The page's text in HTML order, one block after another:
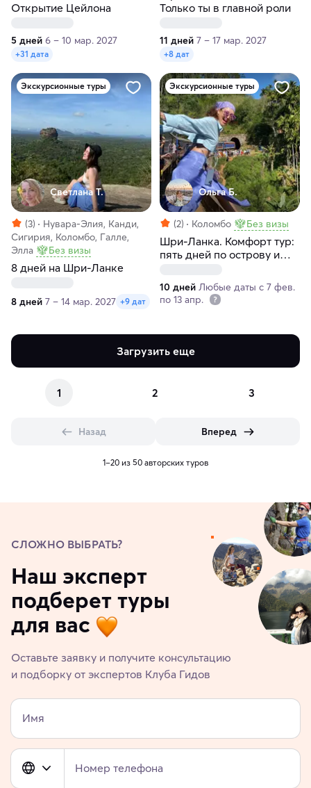
Открытие Цейлона
5 дней 6 – 10 мар. 2027
+31 дата
Только ты в главной роли
11 дней 7 – 17 мар. 2027
+8 дат
Экскурсионные туры
Светлана Т.
(3)
Нувара-Элия, Канди,
Сигирия, Коломбо, Галле,
Элла
Без визы
8 дней на Шри-Ланке
8 дней 7 – 14 мар. 2027 +9 дат
Экскурсионные туры
Ольга Б.
(2) Коломбо Без визы
Шри-Ланка. Комфорт тур:
пять дней по острову и
10 дней Любые даты с 7 фев.
по 13 апр.
Загрузить еще
1 2 3
Назад Вперед
1–20 из 50 авторских туров
СЛОЖНО ВЫБРАТЬ?
Наш эксперт
подберет туры
для вас
Оставьте заявку и получите консультацию
и подборку от экспертов Клуба Гидов
Имя
Номер телефона